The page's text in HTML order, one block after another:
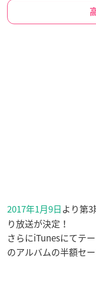
2017年1月9日より第
り放送が決定！
さらにiTunesにてテ
のアルバムの半額セー